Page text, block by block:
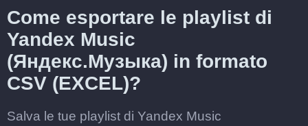
Come esportare le playlist di
Yandex Music
(Яндекс.Музыка) in formato
CSV (EXCEL)?
Salva le tue playlist di Yandex Music